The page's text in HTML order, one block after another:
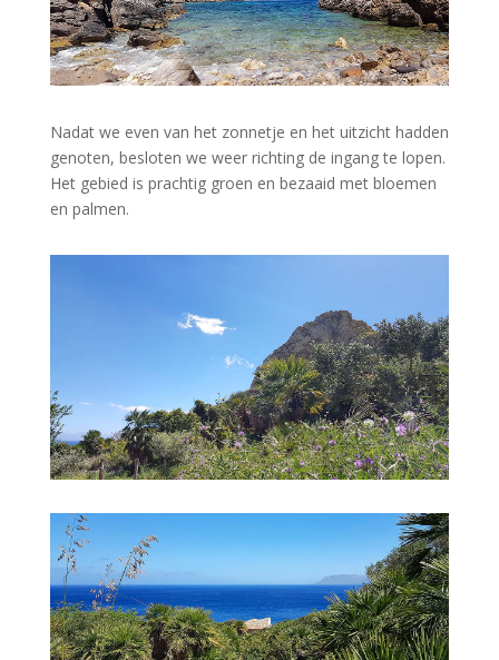
Nadat we even van het zonnetje en het uitzicht hadden
genoten, besloten we weer richting de ingang te lopen.
Het gebied is prachtig groen en bezaaid met bloemen
en palmen.